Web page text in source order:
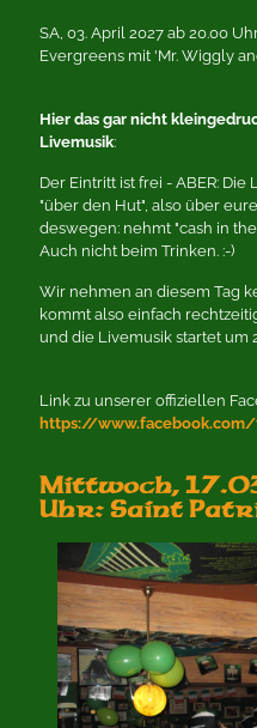
SA, 03. April 2027 ab 20.00
Evergreens mit 'Mr. Wiggly
Hier das gar nicht
Livemusik:
Der Eintritt ist frei - ABER:
"über den Hut", also über
deswegen: nehmt "cash in
Auch nicht beim Trinken. :-)
Wir nehmen an diesem Tag
kommt also einfach
und die Livemusik startet um
Link zu unserer offiziellen
https://
Mittwoch,
Uhr: Saint